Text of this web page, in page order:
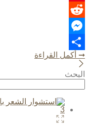
Pinterest
Reddit
Messenger
Share
➞ أكمل القراءة
البحث